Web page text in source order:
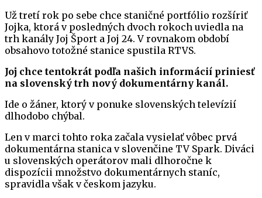
Už tretí rok po sebe chce staničné portfólio rozšíriť
Jojka, ktorá v posledných dvoch rokoch uviedla na
trh kanály Joj Šport a Joj 24. V rovnakom období
obsahovo totožné stanice spustila RTVS.
Joj chce tentokrát podľa našich informácií priniesť
na slovenský trh nový dokumentárny kanál.
Ide o žáner, ktorý v ponuke slovenských televízií
dlhodobo chýbal.
Len v marci tohto roka začala vysielať vôbec prvá
dokumentárna stanica v slovenčine TV Spark. Diváci
u slovenských operátorov mali dlhoročne k
dispozícii množstvo dokumentárnych staníc,
spravidla však v českom jazyku.